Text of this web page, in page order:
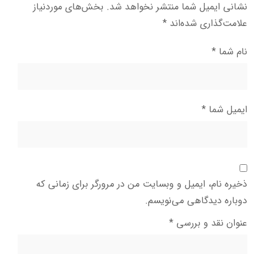
نشانی ایمیل شما منتشر نخواهد شد. بخش‌های موردنیاز
علامت‌گذاری شده‌اند *
نام شما *
ایمیل شما *
ذخیره نام، ایمیل و وبسایت من در مرورگر برای زمانی که
دوباره دیدگاهی می‌نویسم.
عنوان نقد و بررسی *